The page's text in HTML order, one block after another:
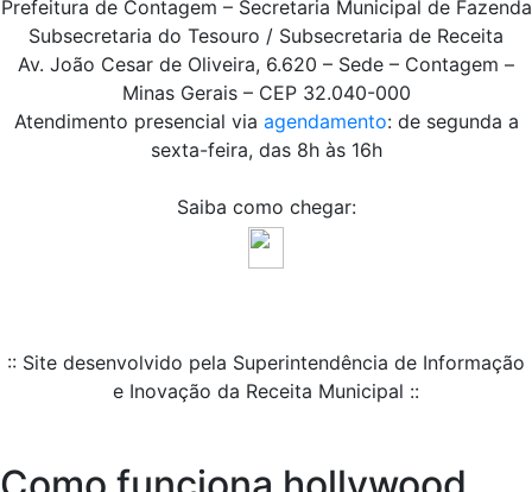
Prefeitura de Contagem – Secretaria Municipal de Fazenda
Subsecretaria do Tesouro / Subsecretaria de Receita
Av. João Cesar de Oliveira, 6.620 – Sede – Contagem –
Minas Gerais – CEP 32.040-000
Atendimento presencial via agendamento: de segunda a
sexta-feira, das 8h às 16h
Saiba como chegar:
:: Site desenvolvido pela Superintendência de Informação
e Inovação da Receita Municipal ::